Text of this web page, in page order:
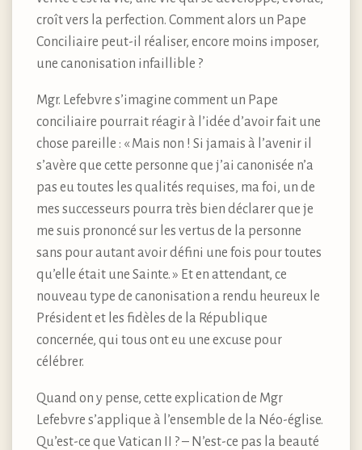
croît vers la perfection. Comment alors un Pape
Conciliaire peut-il réaliser, encore moins imposer,
une canonisation infaillible ?
Mgr. Lefebvre s’imagine comment un Pape
conciliaire pourrait réagir à l’idée d’avoir fait une
chose pareille : « Mais non ! Si jamais à l’avenir il
s’avère que cette personne que j’ai canonisée n’a
pas eu toutes les qualités requises, ma foi, un de
mes successeurs pourra très bien déclarer que je
me suis prononcé sur les vertus de la personne
sans pour autant avoir défini une fois pour toutes
qu’elle était une Sainte. » Et en attendant, ce
nouveau type de canonisation a rendu heureux le
Président et les fidèles de la République
concernée, qui tous ont eu une excuse pour
célébrer.
Quand on y pense, cette explication de Mgr
Lefebvre s’applique à l’ensemble de la Néo-église.
Qu’est-ce que Vatican II ? – N’est-ce pas la beauté